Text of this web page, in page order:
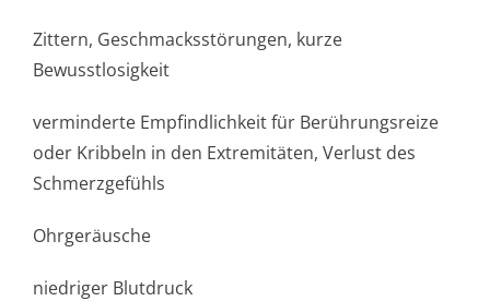
Zittern, Geschmacksstörun­gen, kurze
Bewusstlosigkeit
verminderte Empfindlichkeit für Berührungsreize
oder Kribbeln in den Extremitäten, Verlust des
Schmerzgefühls
Ohrgeräusche
niedriger Blutdruck